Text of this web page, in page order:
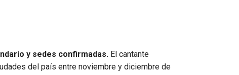
y sedes confirmadas. El cantante
del país entre noviembre y diciembre de